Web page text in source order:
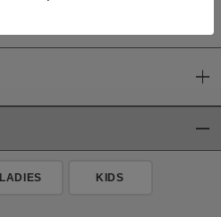
LADIES KIDS